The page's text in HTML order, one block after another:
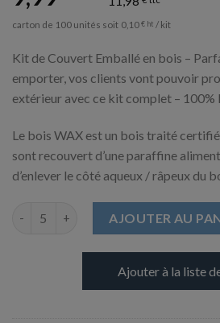
carton de 100 unités soit 0,10€ / kit
Kit de Couvert Emballé en bois –
emporter, vos clients vont pouvoir
extérieur avec ce kit complet – 100%
Le bois WAX est un bois traité
sont recouvert d’une paraffine
d’enlever le côté aqueux / râpeux du
AJOUTER AU
Ajouter à la liste